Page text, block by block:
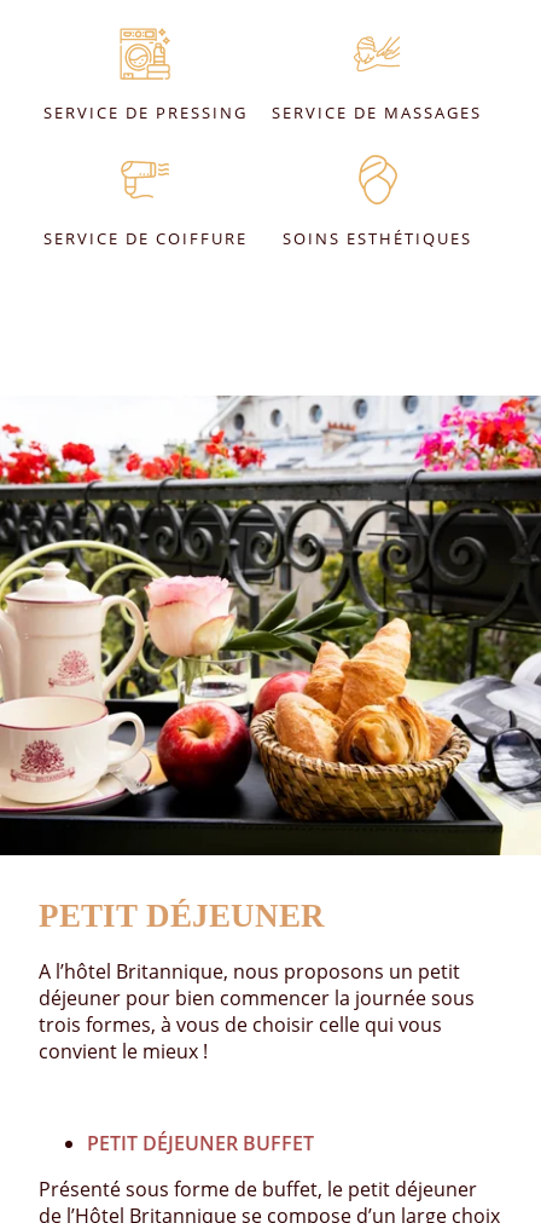
SERVICE DE PRESSING SERVICE DE MASSAGES
SERVICE DE COIFFURE SOINS ESTHÉTIQUES
PETIT DÉJEUNER
A l’hôtel Britannique, nous proposons un petit
déjeuner pour bien commencer la journée sous
trois formes, à vous de choisir celle qui vous
convient le mieux !
PETIT DÉJEUNER BUFFET
Présenté sous forme de buffet, le petit déjeuner
de l’Hôtel Britannique se compose d’un large choix